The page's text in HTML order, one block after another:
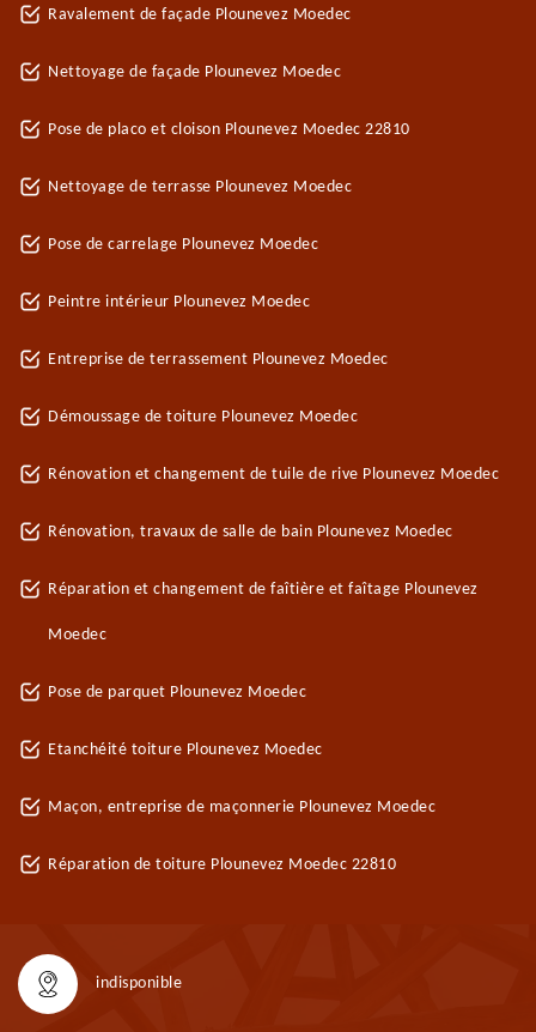
Ravalement de façade Plounevez Moedec
Nettoyage de façade Plounevez Moedec
Pose de placo et cloison Plounevez Moedec 22810
Nettoyage de terrasse Plounevez Moedec
Pose de carrelage Plounevez Moedec
Peintre intérieur Plounevez Moedec
Entreprise de terrassement Plounevez Moedec
Démoussage de toiture Plounevez Moedec
Rénovation et changement de tuile de rive Plounevez Moedec
Rénovation, travaux de salle de bain Plounevez Moedec
Réparation et changement de faîtière et faîtage Plounevez
Moedec
Pose de parquet Plounevez Moedec
Etanchéité toiture Plounevez Moedec
Maçon, entreprise de maçonnerie Plounevez Moedec
Réparation de toiture Plounevez Moedec 22810
indisponible